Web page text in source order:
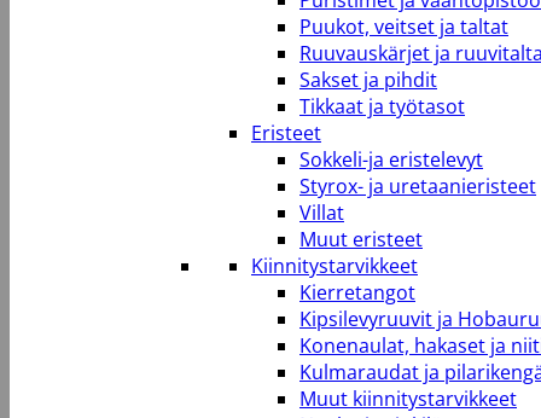
Puukot, veitset ja taltat
Ruuvauskärjet ja
Sakset ja pihdit
Tikkaat ja työtasot
Eristeet
Sokkeli-ja eristelevyt
Styrox- ja uretaanieristeet
Villat
Muut eristeet
Kiinnitystarvikkeet
Kierretangot
Kipsilevyruuvit ja
Konenaulat, hakaset ja
Kulmaraudat ja
Muut kiinnitystarvikkeet